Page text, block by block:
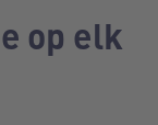
op elk